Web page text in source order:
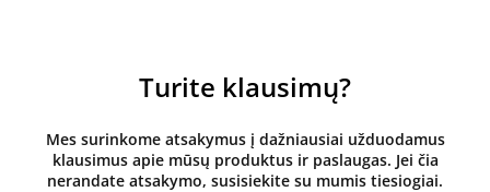
Turite klausimų?
Mes surinkome atsakymus į dažniausiai užduodamus
klausimus apie mūsų produktus ir paslaugas. Jei čia
nerandate atsakymo, susisiekite su mumis tiesiogiai.